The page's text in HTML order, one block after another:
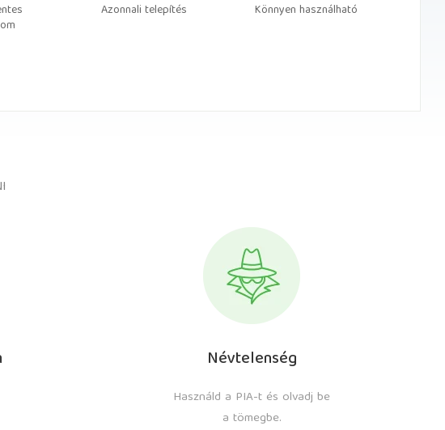
Azonnali telepítés Könnyen használható
Névtelenség
Használd a PIA-t és olvadj be
a tömegbe.